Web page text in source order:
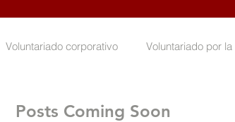
Voluntariado corporativo Voluntariado por la
vejez Voluntariado por la juventud
Posts Coming Soon